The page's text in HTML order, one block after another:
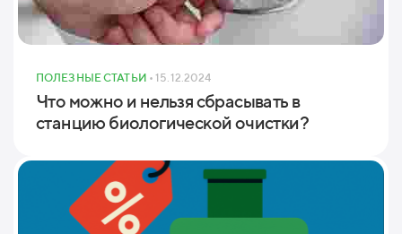
ПОЛЕЗНЫЕ СТАТЬИ • 15.12.2024
Что можно и нельзя сбрасывать в
станцию биологической очистки?